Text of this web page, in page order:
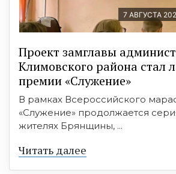
7 АВГУСТА
Проект замглавы
Климовского района стал
премии «Служение»
В рамках Всероссийского
«Служение» продолжается
жителях Брянщины, ...
Читать далее